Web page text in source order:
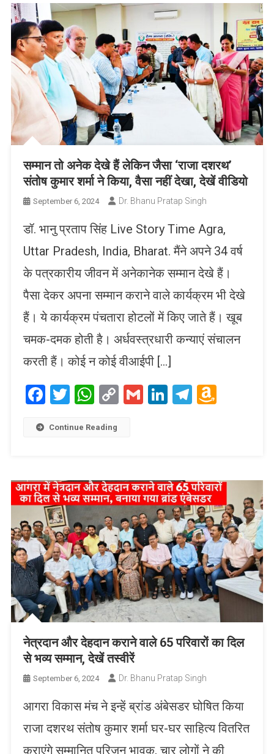
सम्मान तो अनेक देखे हैं लेकिन जैसा ‘राजा दशरथ’
संतोष कुमार शर्मा ने किया, वैसा नहीं देखा, देखें वीडियो
September 6, 2024 Dr. Bhanu Pratap Singh
डॉ. भानु प्रताप सिंह Live Story Time Agra,
Uttar Pradesh, India, Bharat. मैंने अपने 34 वर्ष
के पत्रकारीय जीवन में अनेकानेक सम्मान देखे हैं।
पैसा देकर अपना सम्मान कराने वाले कार्यक्रम भी देखे
हैं। ये कार्यक्रम पंचतारा होटलों में किए जाते हैं। खूब
चमक-दमक होती है। अर्धवस्त्रधारी कन्याएं संचालन
करती हैं। कोई न कोई वीआईपी […]
Facebook
Twitter
WhatsApp
CopyGmailLinkedIn
Telegram
Continue Reading
नेत्रदान और देहदान कराने वाले 65 परिवारों का दिल
से भव्य सम्मान, देखें तस्वीरें
September 6, 2024 Dr. Bhanu Pratap Singh
आगरा विकास मंच ने इन्हें ब्रांड अंबेसडर घोषित किया
राजा दशरथ संतोष कुमार शर्मा घर-घर साहित्य वितरित
कराएंगे सम्मानित परिजन भावुक, चार लोगों ने की